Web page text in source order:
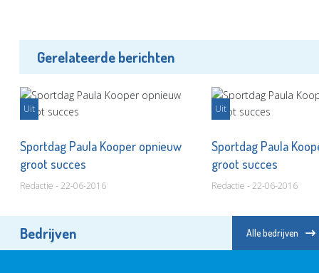
Gerelateerde berichten
Uit
Sportdag Paula Kooper opnieuw
groot succes
Redactie - 22-06-2016
Uit
Sportdag Paula
groot succes
Redactie - 22-06-2016
Bedrijven Alle bedrijven